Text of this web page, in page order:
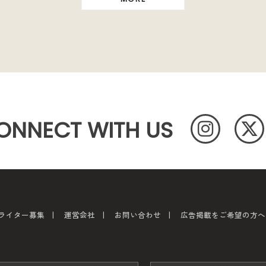
WITH US
イター募集 運営会社 お問い合わせ 広告掲載をご希望の方へ